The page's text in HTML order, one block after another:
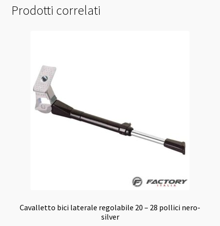
Prodotti correlati
Cavalletto bici laterale regolabile 20 – 28 pollici nero-
silver